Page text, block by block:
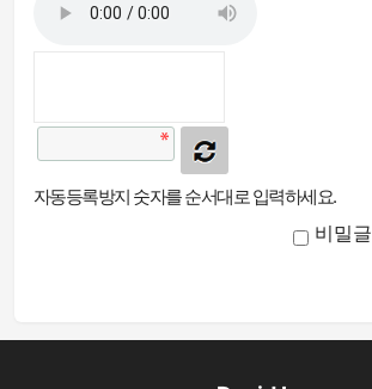
자동등록방지 숫자를 순서대로 입력하세요.
비밀글